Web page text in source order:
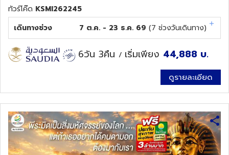
ทัวร์โค๊ด KSMI262245
เดินทางช่วง
7 ต.ค. - 23 ธ.ค. 69 (7 ช่วงวันเดินทาง)
6วัน 3คืน / เริ่มเพียง 44,888 บ.
ดูรายละเอียด